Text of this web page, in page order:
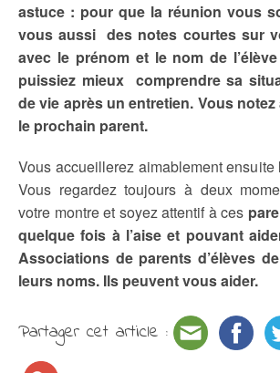
astuce : pour que la réunion vous
vous aussi des notes courtes sur
avec le prénom et le nom de
puissiez mieux comprendre sa
de vie après un entretien. Vous
le prochain parent.
Vous accueillerez aimablement ensuite
Vous regardez toujours à deux
votre montre et soyez attentif à ces
quelque fois à l’aise et pouvant
Associations de parents d’élèves
leurs noms. Ils peuvent vous aider.
Partager cet article :